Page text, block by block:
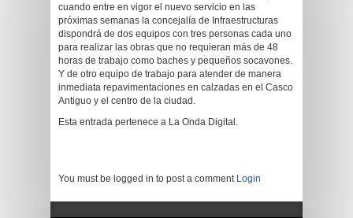
cuando entre en vigor el nuevo servicio en las
próximas semanas la concejalía de Infraestructuras
dispondrá de dos equipos con tres personas cada uno
para realizar las obras que no requieran más de 48
horas de trabajo como baches y pequeños socavones.
Y de otro equipo de trabajo para atender de manera
inmediata repavimentaciones en calzadas en el Casco
Antiguo y el centro de la ciudad.
Esta entrada pertenece a La Onda Digital.
You must be logged in to post a comment Login